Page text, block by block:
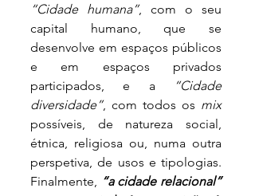
“Cidade humana”, com o seu
capital humano, que se
desenvolve em espaços públicos
e em espaços privados
participados, e a
“Cidade
diversidade”, com todos os mix
possíveis, de natureza social,
étnica, religiosa ou, numa outra
perspetiva, de usos e tipologias.
Finalmente,
“a cidade relacional”